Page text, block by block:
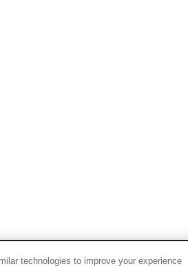
technologies to improve your experience